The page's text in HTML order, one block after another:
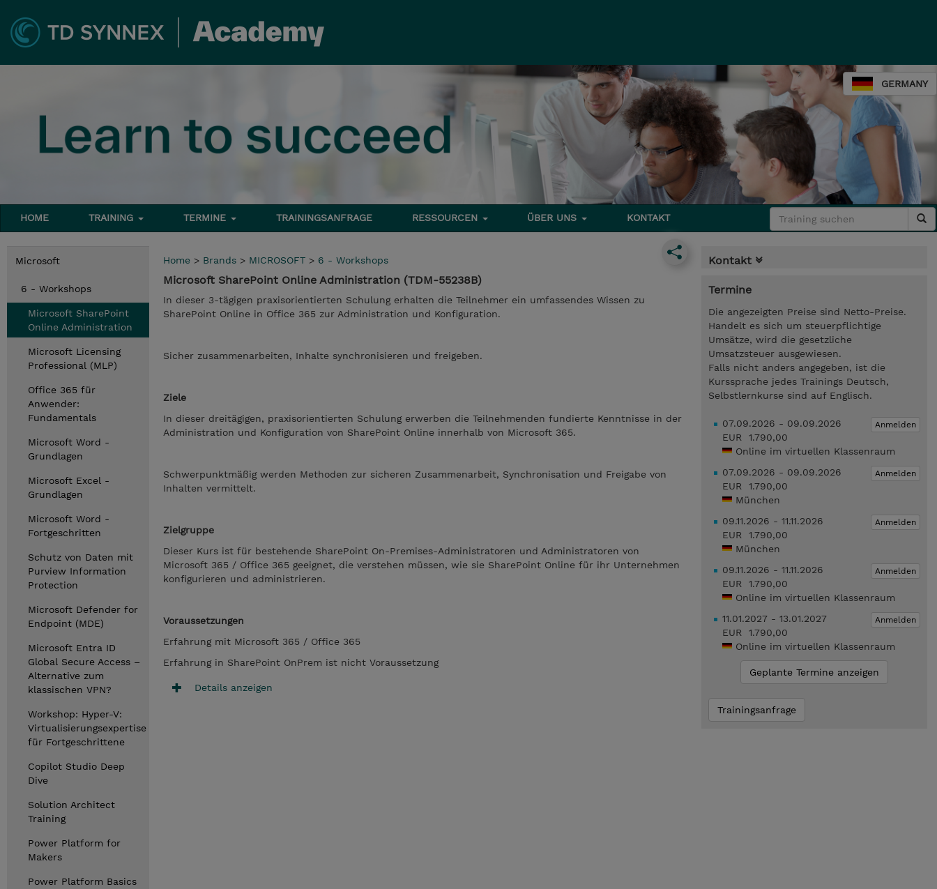
GERMANY
HOME TRAINING TERMINE TRAININGSANFRAGE RESSOURCEN ÜBER UNS KONTAKT
Microsoft
6 - Workshops
Microsoft SharePoint
Online Administration
Microsoft Licensing
Professional (MLP)
Office 365 für
Anwender:
Fundamentals
Microsoft Word -
Grundlagen
Microsoft Excel -
Grundlagen
Microsoft Word -
Fortgeschritten
Schutz von Daten mit
Purview Information
Protection
Microsoft Defender for
Endpoint (MDE)
Microsoft Entra ID
Global Secure Access –
Alternative zum
klassischen VPN?
Workshop: Hyper-V:
Virtualisierungsexpertise
für Fortgeschrittene
Copilot Studio Deep
Dive
Solution Architect
Training
Power Platform for
Makers
Power Platform Basics
Home > Brands > MICROSOFT > 6 - Workshops
Microsoft SharePoint Online Administration (TDM-55238B)
In dieser 3-tägigen praxisorientierten Schulung erhalten die Teilnehmer ein umfassendes Wissen zu
SharePoint Online in Office 365 zur Administration und Konfiguration.
Sicher zusammenarbeiten, Inhalte synchronisieren und freigeben.
Ziele
In dieser dreitägigen, praxisorientierten Schulung erwerben die Teilnehmenden fundierte Kenntnisse in der
Administration und Konfiguration von SharePoint Online innerhalb von Microsoft 365.
Schwerpunktmäßig werden Methoden zur sicheren Zusammenarbeit, Synchronisation und Freigabe von
Inhalten vermittelt.
Zielgruppe
Dieser Kurs ist für bestehende SharePoint On-Premises-Administratoren und Administratoren von
Microsoft 365 / Office 365 geeignet, die verstehen müssen, wie sie SharePoint Online für ihr Unternehmen
konfigurieren und administrieren.
Voraussetzungen
Erfahrung mit Microsoft 365 / Office 365
Erfahrung in SharePoint OnPrem ist nicht Voraussetzung
Details anzeigen
Kontakt
Termine
Die angezeigten Preise sind Netto-Preise.
Handelt es sich um steuerpflichtige
Umsätze, wird die gesetzliche
Umsatzsteuer ausgewiesen.
Falls nicht anders angegeben, ist die
Kurssprache jedes Trainings Deutsch,
Selbstlernkurse sind auf Englisch.
Anmelden
07.09.2026 - 09.09.2026
EUR 1.790,00
Online im virtuellen Klassenraum
Anmelden
07.09.2026 - 09.09.2026
EUR 1.790,00
München
Anmelden
09.11.2026 - 11.11.2026
EUR 1.790,00
München
Anmelden
09.11.2026 - 11.11.2026
EUR 1.790,00
Online im virtuellen Klassenraum
Anmelden
11.01.2027 - 13.01.2027
EUR 1.790,00
Online im virtuellen Klassenraum
Geplante Termine anzeigen
Trainingsanfrage